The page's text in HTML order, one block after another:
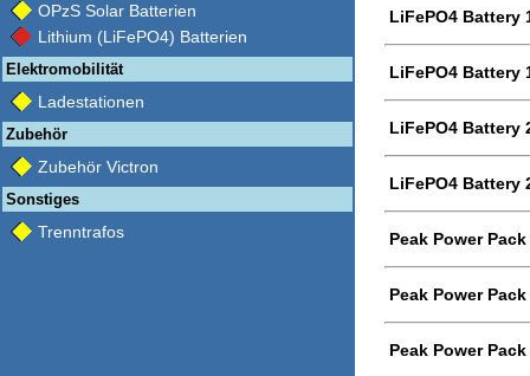
OPzS Solar Batterien
Lithium (LiFePO4) Batterien
Elektromobilität
Ladestationen
Zubehör
Zubehör Victron
Sonstiges
Trenntrafos
LiFePO4 Battery
LiFePO4 Battery
LiFePO4 Battery
LiFePO4 Battery
Peak Power
Peak Power
Peak Power